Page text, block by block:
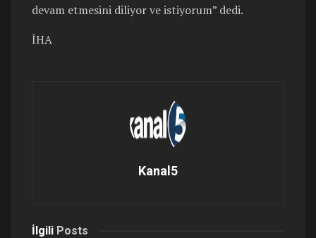
devam etmesini diliyor ve istiyorum” dedi.
İHA
Kanal5
İlgili Posts